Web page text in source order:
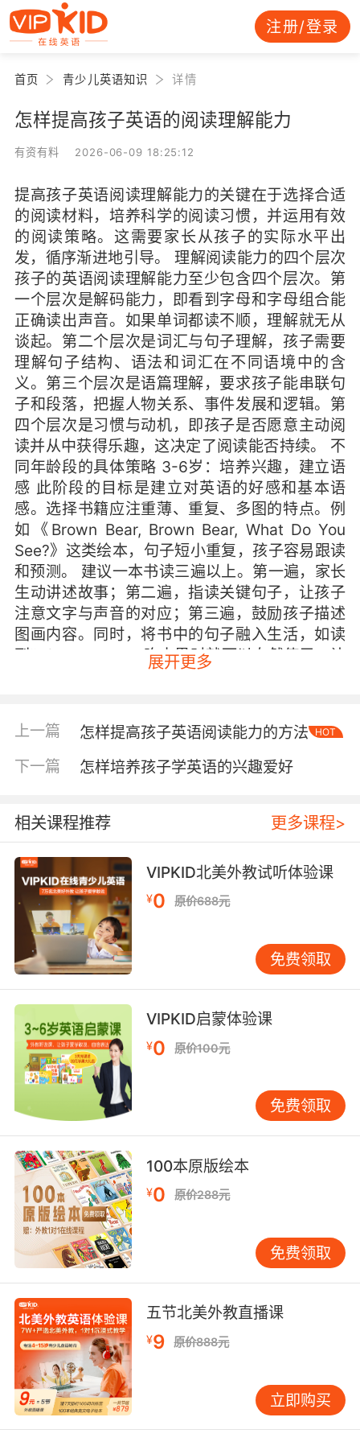
注册/登录
首页 青少儿英语知识 详情
怎样提高孩子英语的阅读理解能力
有资有料 2026-06-09 18:25:12
提高孩子英语阅读理解能力的关键在于选择合适
的阅读材料，培养科学的阅读习惯，并运用有效
的阅读策略。这需要家长从孩子的实际水平出
发，循序渐进地引导。 理解阅读能力的四个层次
孩子的英语阅读理解能力至少包含四个层次。第
一个层次是解码能力，即看到字母和字母组合能
正确读出声音。如果单词都读不顺，理解就无从
谈起。第二个层次是词汇与句子理解，孩子需要
理解句子结构、语法和词汇在不同语境中的含
义。第三个层次是语篇理解，要求孩子能串联句
子和段落，把握人物关系、事件发展和逻辑。第
四个层次是习惯与动机，即孩子是否愿意主动阅
读并从中获得乐趣，这决定了阅读能否持续。 不
同年龄段的具体策略 3-6岁：培养兴趣，建立语
感 此阶段的目标是建立对英语的好感和基本语
感。选择书籍应注重薄、重复、多图的特点。例
如《Brown Bear, Brown Bear, What Do You
See?》这类绘本，句子短小重复，孩子容易跟读
和预测。 建议一本书读三遍以上。第一遍，家长
生动讲述故事；第二遍，指读关键句子，让孩子
注意文字与声音的对应；第三遍，鼓励孩子描述
图画内容。同时，将书中的句子融入生活，如读
到“I like apples”，吃水果时就可以自然使用，让
孩子感到英语是实用的。 7-10岁：强化拼读，建
立练习，未能应用于实际阅读。家长可尝试“读前
一分钟热身”：让孩子在书中圈出常见拼读组合
（如sh、ch）的单词先读一读，再开始阅读。不
必要求每个词发音完美，但要鼓励孩子遇到生词
问题，如“这句话在说谁？在做什么？”，帮助孩
子抓住句意，逐步建立理解习惯。 11-14岁：从
句子理解到结构把握 初中阶段阅读信息密度增
大，逻辑性更强。训练重点应转向把握文章结
构。可培养三个习惯：第一，阅读前先看标题和
首段，预测文章大意；第二，每段读后用一句中
文概括段落主旨；第三，关注because、but、
so等连接词，抓住逻辑关系。 若孩子对说明文有
抵触，可从其兴趣主题（如动物、科技）切入，
先激发阅读意愿，再逐步引导技巧。 选择合适的
阅读材料 阅读材料难度需与孩子水平匹配。对于
小学中高年级及以上学生，引入分级阅读体系很
重要。应遵循“i+1”原则，即材料难度略高于孩子
当前水平，既能提供适当挑战，又不会造成过大
障碍。长期停留在过于简单的文本或盲目挑战高
难度，都不利于能力发展。 培养科学的阅读习惯
每天固定时间阅读15-20分钟，效果远胜周末突
击。这符合“短时高频”的学习原则，有助于形成
长期记忆。家长可设立“家庭阅读时间”，在家中
布置英语阅读角，营造沉浸环境。 阅读策略上，
应避免孩子逐字翻译。可引导采用“预测-验证”
法：阅读前观察标题、插图，预测内容；阅读时
先快速扫读抓主旨，再精读关键部分；阅读后总
结归纳，验证预测。这种方法能提升整体理解、
信息筛选和逻辑思维能力。 例如，阅读一篇关于
清洁工伪装成白领的短篇故事。阅读前，讨论“白
领”与“蓝领”的区别；阅读中，关注人物行为动
机；阅读后，探讨“如果你是故事中的妻子，会怎
么想”，深化理解。 应对常见困难 孩子遇到困难
时，家长需耐心分析原因。若是单词问题，可教
展开更多
上一篇 怎样提高孩子英语阅读能力的方法 HOT
下一篇 怎样培养孩子学英语的兴趣爱好
相关课程推荐 更多课程>
VIPKID北美外教试听体验课
¥0 原价688元
免费领取
VIPKID启蒙体验课
¥0 原价100元
免费领取
100本原版绘本
¥0 原价288元
免费领取
五节北美外教直播课
¥9 原价888元
立即购买